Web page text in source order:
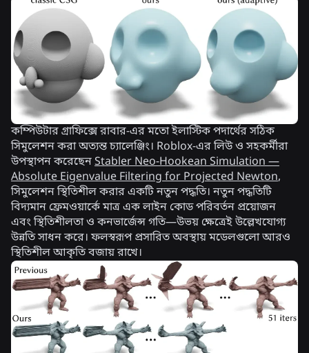
কম্পিউটার গ্রাফিক্সে রাবার-এর মতো ইলাস্টিক পদার্থের সঠিক
সিমুলেশন করা অত্যন্ত চ্যালেঞ্জিং। Roblox-এর লিউ ও সহকর্মীরা
উপস্থাপন করেছেনStabler Neo-Hookean Simulation —
Absolute Eigenvalue Filtering for Projected Newton,
সিমুলেশন স্থিতিশীল করার একটি নতুন পদ্ধতি। নতুন পদ্ধতিটি
বিদ্যমান ফ্রেমওয়ার্কে মাত্র এক লাইন কোড পরিবর্তন প্রয়োজন
এবং স্থিতিশীলতা ও কনভার্জেন্স গতি—উভয় ক্ষেত্রেই উল্লেখযোগ্য
উন্নতি সাধন করে। ফলস্বরূপ প্রসারিত অবস্থায় মডেলগুলো আরও
স্থিতিশীল আকৃতি বজায় রাখে।